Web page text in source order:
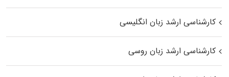
کارشناسی ارشد زبان انگلیسی
کارشناسی ارشد زبان روسی